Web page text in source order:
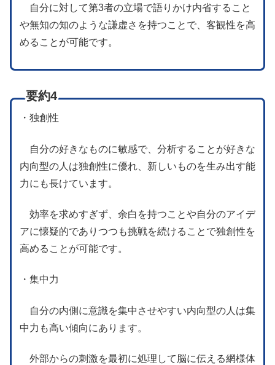
自分に対して第3者の立場で語りかけ内省すること
や無知の知のような謙虚さを持つことで、客観性を高
めることが可能です。
要約4
・独創性
自分の好きなものに敏感で、分析することが好きな
内向型の人は独創性に優れ、新しいものを生み出す能
力にも長けています。
効率を求めすぎず、余白を持つことや自分のアイデ
アに懐疑的でありつつも挑戦を続けることで独創性を
高めることが可能です。
・集中力
自分の内側に意識を集中させやすい内向型の人は集
中力も高い傾向にあります。
外部からの刺激を最初に処理して脳に伝える網様体